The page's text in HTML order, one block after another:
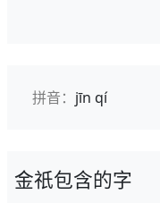
拼音： jīn qí
金祇包含的字